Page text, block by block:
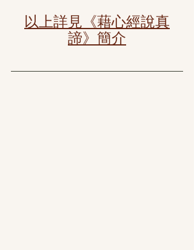
以上詳見​《藉心經說真
諦》簡介